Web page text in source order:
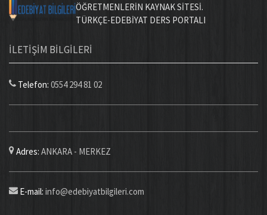
ÖĞRETMENLERİN KAYNAK SİTESİ.
TÜRKÇE-EDEBİYAT DERS PORTALI
İLETİŞİM BİLGİLERİ
Telefon: 0554 294 81 02
Adres: ANKARA - MERKEZ
E-mail: info@edebiyatbilgileri.com